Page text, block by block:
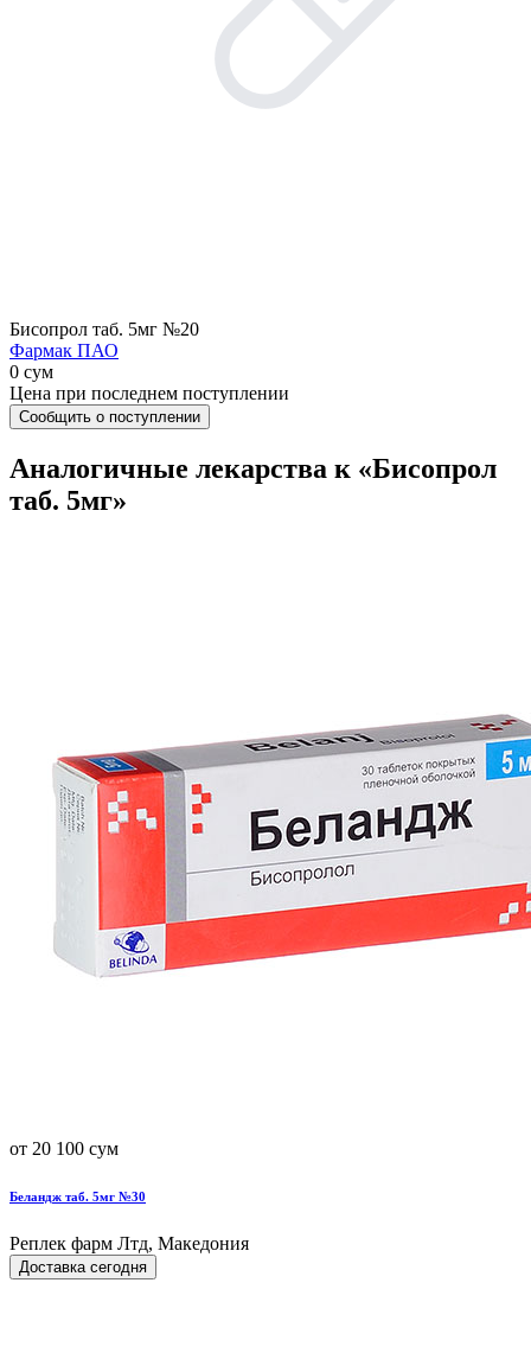
Бисопрол таб. 5мг №20
Фармак ПАО
0 сум
Цена при последнем поступлении
Сообщить о поступлении
Аналогичные лекарства к «Бисопрол
таб. 5мг»
от 20 100 сум
Беландж таб. 5мг №30
Реплек фарм Лтд, Македония
Доставка сегодня